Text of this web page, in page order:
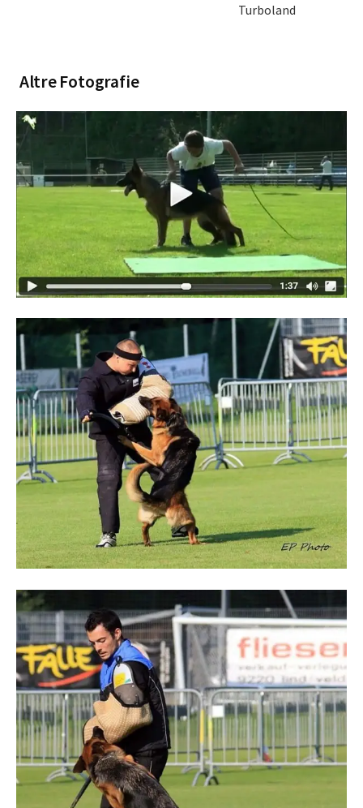
Turboland
Altre Fotografie